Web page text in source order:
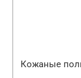
Кожаные